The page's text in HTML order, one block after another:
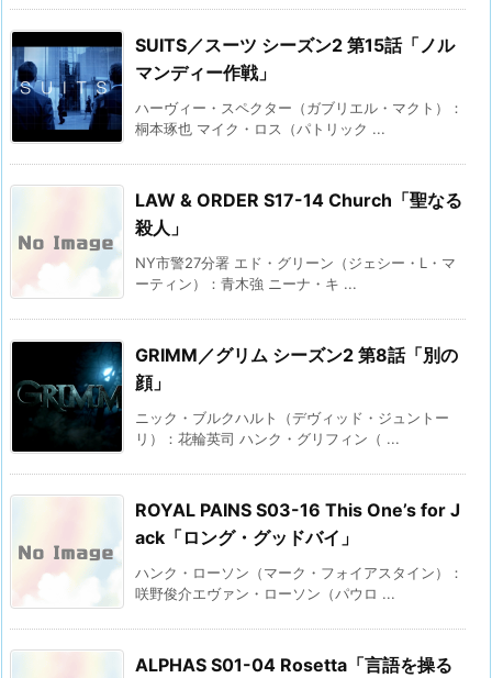
SUITS／スーツ シーズン2 第15話「ノル
マンディー作戦」
ハーヴィー・スペクター（ガブリエル・マクト）：
桐本琢也 マイク・ロス（パトリック ...
LAW & ORDER S17-14 Church「聖なる
殺人」
NY市警27分署 エド・グリーン（ジェシー・L・マ
ーティン）：青木強 ニーナ・キ ...
GRIMM／グリム シーズン2 第8話「別の
顔」
ニック・ブルクハルト（デヴィッド・ジュントー
リ）：花輪英司 ハンク・グリフィン（ ...
ROYAL PAINS S03-16 This One’s for J
ack「ロング・グッドバイ」
ハンク・ローソン（マーク・フォイアスタイン）：
咲野俊介エヴァン・ローソン（パウロ ...
ALPHAS S01-04 Rosetta「言語を操る